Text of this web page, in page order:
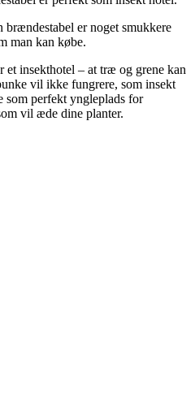
brændestabel er noget smukkere
man kan købe.
insekthotel – at træ og grene kan
vil ikke fungrere, som insekt
perfekt yngleplads for
vil æde dine planter.